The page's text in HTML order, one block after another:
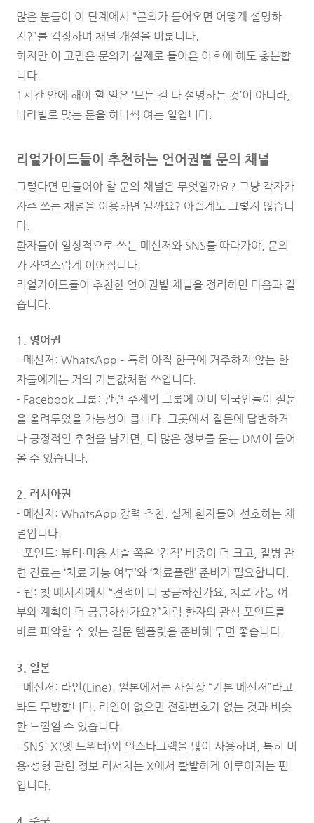
많은 분들이 이 단계에서 “문의가 들어오면 어떻게 설명하
지?”를 걱정하며 채널 개설을 미룹니다.
하지만 이 고민은 문의가 실제로 들어온 이후에 해도 충분합
니다.
1시간 안에 해야 할 일은 ‘모든 걸 다 설명하는 것’이 아니라,
나라별로 맞는 문을 하나씩 여는 일입니다.
리얼가이드들이 추천하는 언어권별 문의 채널
그렇다면 만들어야 할 문의 채널은 무엇일까요? 그냥 각자가
자주 쓰는 채널을 이용하면 될까요? 아쉽게도 그렇지 않습니
다.
환자들이 일상적으로 쓰는 메신저와 SNS를 따라가야, 문의
가 자연스럽게 이어집니다.
리얼가이드들이 추천한 언어권별 채널을 정리하면 다음과 같
습니다.
1. 영어권
- 메신저: WhatsApp – 특히 아직 한국에 거주하지 않는 환
자들에게는 거의 기본값처럼 쓰입니다.
- Facebook 그룹: 관련 주제의 그룹에 이미 외국인들이 질문
을 올려두었을 가능성이 큽니다. 그곳에서 질문에 답변하거
나 긍정적인 추천을 남기면, 더 많은 정보를 묻는 DM이 들어
올 수 있습니다.
2. 러시아권
- 메신저: WhatsApp 강력 추천. 실제 환자들이 선호하는 채
널입니다.
- 포인트: 뷰티·미용 시술 쪽은 ‘견적’ 비중이 더 크고, 질병 관
련 진료는 ‘치료 가능 여부’와 ‘치료플랜’ 준비가 필요합니다.
- 팁: 첫 메시지에서 “견적이 더 궁금하신가요, 치료 가능 여
부와 계획이 더 궁금하신가요?”처럼 환자의 관심 포인트를
바로 파악할 수 있는 질문 템플릿을 준비해 두면 좋습니다.
3. 일본
- 메신저: 라인(Line). 일본에서는 사실상 “기본 메신저”라고
봐도 무방합니다. 라인이 없으면 전화번호가 없는 것과 비슷
한 느낌일 수 있습니다.
- SNS: X(옛 트위터)와 인스타그램을 많이 사용하며, 특히 미
용·성형 관련 정보 리서치는 X에서 활발하게 이루어지는 편
입니다.